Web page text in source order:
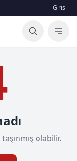
Giriş
olabilir.